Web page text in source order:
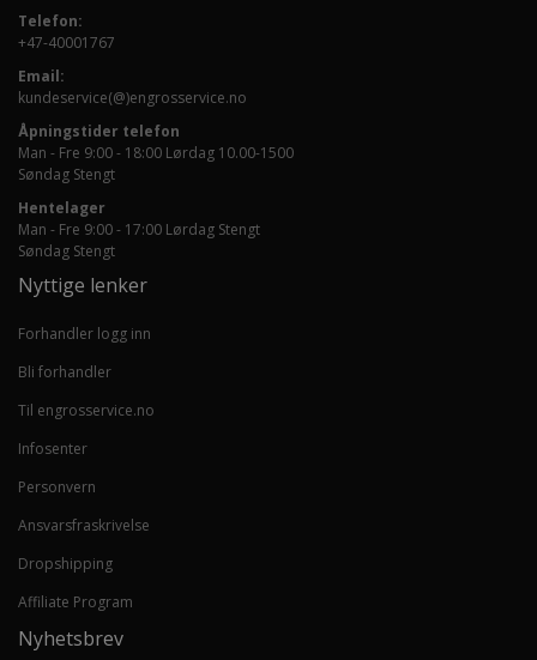
Telefon:
+47-40001767
Email:
kundeservice(@)engrosservice.no
Åpningstider telefon
Man - Fre 9:00 - 18:00 Lørdag 10.00-1500
Søndag Stengt
Hentelager
Man - Fre 9:00 - 17:00 Lørdag Stengt
Søndag Stengt
Nyttige lenker
Forhandler logg inn
Bli forhandler
Til engrosservice.no
Infosenter
Personvern
Ansvarsfraskrivelse
Dropshipping
Affiliate Program
Nyhetsbrev